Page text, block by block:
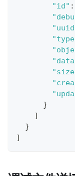
"id" :
}
]
}
]